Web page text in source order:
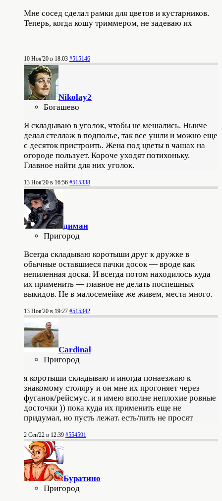
Мне сосед сделал рамки для цветов и кустарников.
Теперь, когда кошу триммером, не задеваю их
10 Ноя'20 в 18:03 #515146
Nikolay2
Богашево
Я складываю в уголок, чтобы не мешались. Нынче
делал стеллаж в подполье, так все ушли и можно еще
с десяток пристроить. Жена под цветы в чашах на
огороде пользует. Короче уходят потихоньку.
Главное найти для них уголок.
13 Ноя'20 в 16:56 #515338
диман
Пригород
Всегда складываю коротыши друг к дружке в
обычные оставшиеся пачки досок — вроде как
непиленная доска. И всегда потом находилось куда
их применить — главное не делать поспешных
выкидов. Не в малосемейке же живем, места много.
13 Ноя'20 в 19:27 #515342
Cardinal
Пригород
я коротыши складываю и иногда понаезжаю к
знакомому столяру и он мне их прогоняет через
фуганок/рейсмус. и я имею вполне неплохие ровные
досточки )) пока куда их применить еще не
придумал, но пусть лежат. есть/пить не просят
2 Сен'22 в 12:39 #554591
Буратино
Пригород